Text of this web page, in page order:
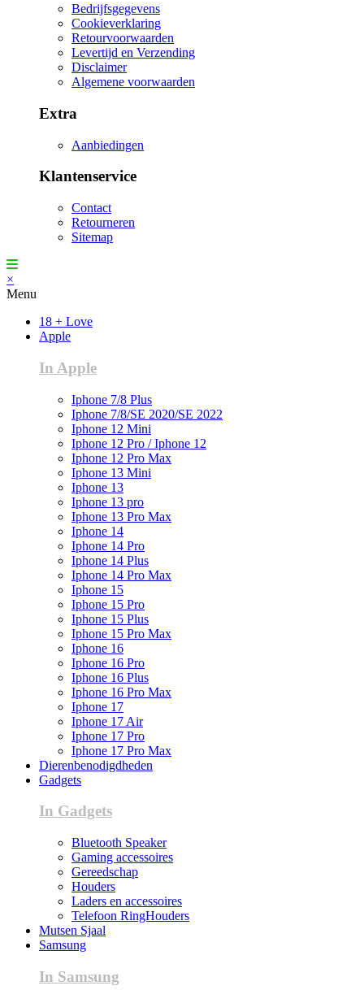
Bedrijfsgegevens
Cookieverklaring
Retourvoorwaarden
Levertijd en Verzending
Disclaimer
Algemene voorwaarden
Extra
Aanbiedingen
Klantenservice
Contact
Retourneren
Sitemap
×
Menu
18 + Love
Apple
In Apple
Iphone 7/8 Plus
Iphone 7/8/SE 2020/SE 2022
Iphone 12 Mini
Iphone 12 Pro / Iphone 12
Iphone 12 Pro Max
Iphone 13 Mini
Iphone 13
Iphone 13 pro
Iphone 13 Pro Max
Iphone 14
Iphone 14 Pro
Iphone 14 Plus
Iphone 14 Pro Max
Iphone 15
Iphone 15 Pro
Iphone 15 Plus
Iphone 15 Pro Max
Iphone 16
Iphone 16 Pro
Iphone 16 Plus
Iphone 16 Pro Max
Iphone 17
Iphone 17 Air
Iphone 17 Pro
Iphone 17 Pro Max
Dierenbenodigdheden
Gadgets
In Gadgets
Bluetooth Speaker
Gaming accessoires
Gereedschap
Houders
Laders en accessoires
Telefoon RingHouders
Mutsen Sjaal
Samsung
In Samsung